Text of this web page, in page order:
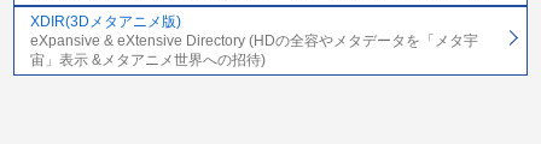
XDIR(3Dメタアニメ版)
eXpansive & eXtensive Directory (HDの全容やメタデータを「メタ宇
宙」表示 &メタアニメ世界への招待)